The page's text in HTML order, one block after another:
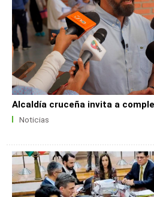
Alcaldía cruceña invita a
Noticias